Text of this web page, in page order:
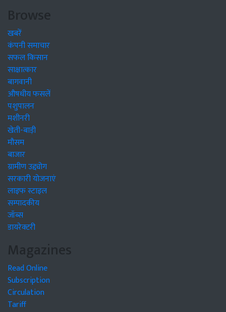
Browse
खबरें
कंपनी समाचार
सफल किसान
साक्षात्कार
बागवानी
औषधीय फसलें
पशुपालन
मशीनरी
खेती-बाड़ी
मौसम
बाजार
ग्रामीण उद्द्योग
सरकारी योजनाएं
लाइफ स्टाइल
सम्पादकीय
जॉब्स
डायरेक्टरी
Magazines
Read Online
Subscription
Circulation
Tariff